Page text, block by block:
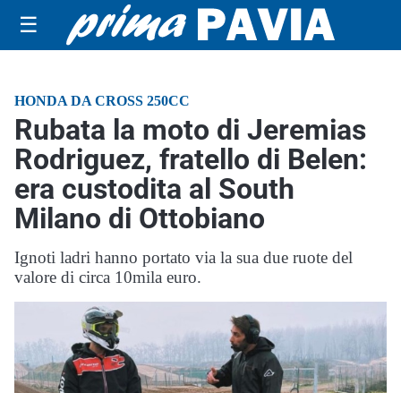
☰
HONDA DA CROSS 250CC
Rubata la moto di Jeremias
Rodriguez, fratello di Belen:
era custodita al South
Milano di Ottobiano
Ignoti ladri hanno portato via la sua due ruote del
valore di circa 10mila euro.